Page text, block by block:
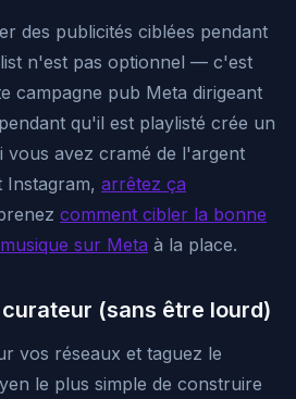
des publicités ciblées pendant
n'est pas optionnel — c'est
campagne pub Meta dirigeant
qu'il est playlisté crée un
vous avez cramé de l'argent
arrêtez ça
comment cibler la bonne
sur Meta à la place.
(sans être lourd)
vos réseaux et taguez le
le plus simple de construire